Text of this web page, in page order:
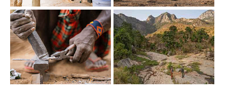
Show larger version Show larger version